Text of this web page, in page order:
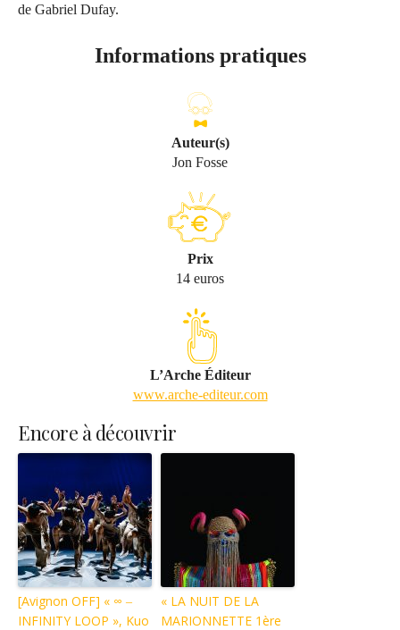
de Gabriel Dufay.
Informations pratiques
Auteur(s)
Jon Fosse
Prix
14 euros
L’Arche Éditeur
www.arche-editeur.com
Encore à découvrir
[Avignon OFF] « ∞ ‒
INFINITY LOOP », Kuo
« LA NUIT DE LA
MARIONNETTE 1ère